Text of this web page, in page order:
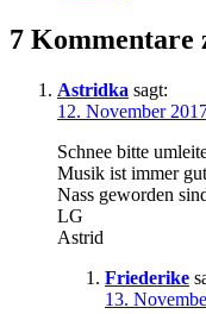
7 Kommentare
Astridka sagt:
12. November
Schnee bitte
Musik ist immer
Nass geworden
LG
Astrid
Friederike
13.